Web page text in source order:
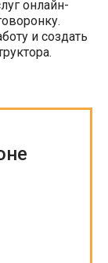
онлайн-
и создать